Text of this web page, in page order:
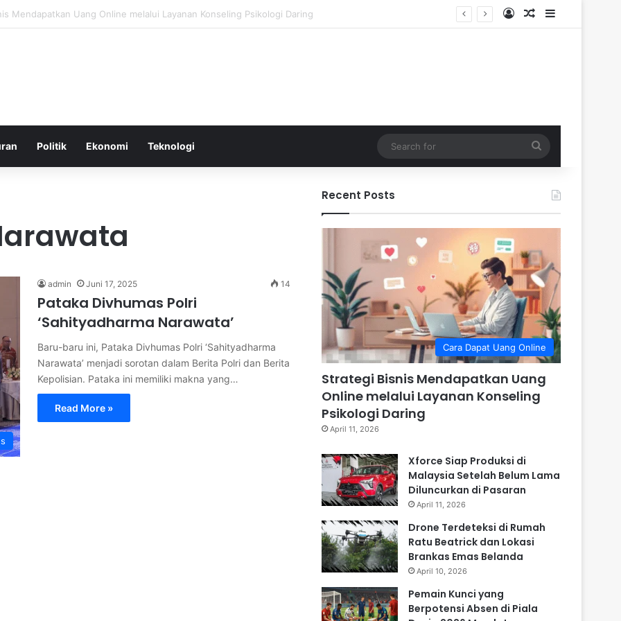
di Malaysia Setelah Belum Lama Diluncurkan di Pasaran Log InRandom Article
Sidebar
Politik Ekonomi Teknologi
for
admin Juni 17, 2025 14
Pataka Divhumas Polri
‘Sahityadharma Narawata’
Baru-baru ini, Pataka Divhumas Polri ‘Sahityadharma
Narawata’ menjadi sorotan dalam Berita Polri dan Berita
Kepolisian. Pataka ini memiliki makna yang…
Read More »
Recent Posts
Cara Dapat Uang Online
Strategi Bisnis Mendapatkan Uang
Online melalui Layanan Konseling
Psikologi Daring
April 11, 2026
Xforce Siap Produksi di
Malaysia Setelah Belum Lama
Diluncurkan di Pasaran
April 11, 2026
Drone Terdeteksi di Rumah
Ratu Beatrick dan Lokasi
Brankas Emas Belanda
April 10, 2026
Pemain Kunci yang
Berpotensi Absen di Piala